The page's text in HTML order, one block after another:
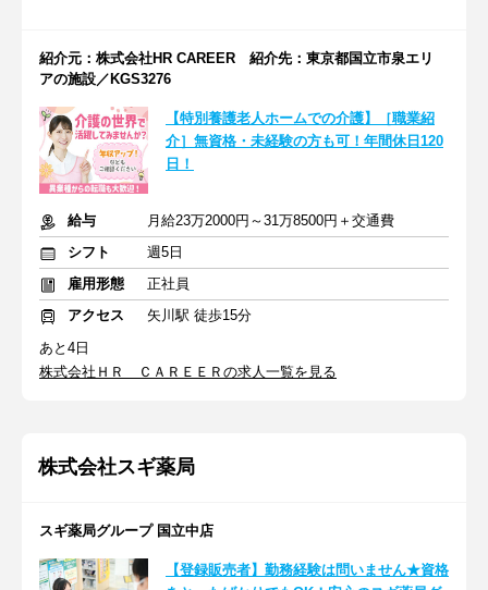
紹介元：株式会社HR CAREER 紹介先：東京都国立市泉エリ
アの施設／KGS3276
【特別養護老人ホームでの介護】［職業紹
介］無資格・未経験の方も可！年間休日120
日！
給与
月給23万2000円～31万8500円＋交通費
シフト
週5日
雇用形態
正社員
アクセス
矢川駅 徒歩15分
あと4日
株式会社ＨＲ ＣＡＲＥＥＲの求人一覧を見る
株式会社スギ薬局
スギ薬局グループ 国立中店
【登録販売者】勤務経験は問いません★資格